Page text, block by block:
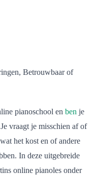
Betrouwbaar of
pianoschool en ben je
vraagt je misschien af of
het kost en of andere
In deze uitgebreide
online pianoles onder